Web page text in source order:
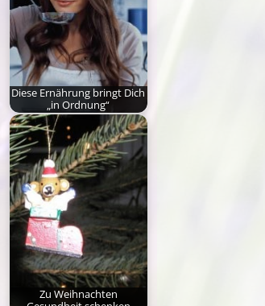
Diese Ernährung bringt Dich
„in Ordnung“
Was tun wir nicht alles,
um Vitalität, körperliche
Beweglichkeit, geistige…
Zu Weihnachten